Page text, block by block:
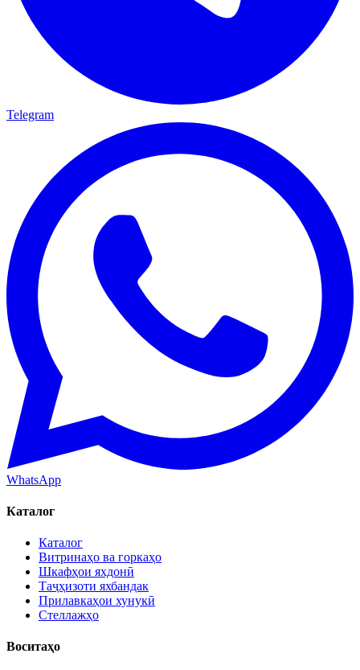
Telegram
WhatsApp
Каталог
Каталог
Витринаҳо ва горкаҳо
Шкафҳои яхдонӣ
Таҷҳизоти яхбандак
Прилавкаҳои хунукӣ
Стеллажҳо
Воситаҳо